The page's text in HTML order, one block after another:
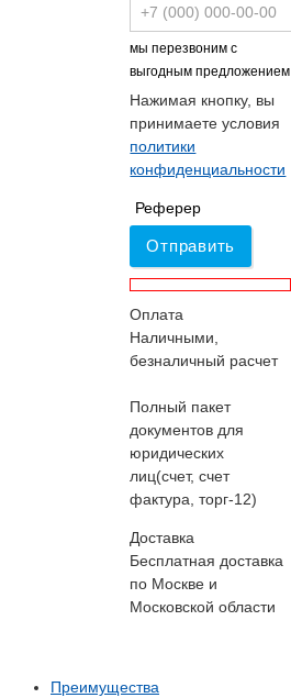
мы перезвоним с
выгодным предложением
Нажимая кнопку, вы
принимаете условия
политики
конфиденциальности
Реферер
Отправить
Оплата
Наличными,
безналичный расчет
Полный пакет
документов для
юридических
лиц(счет, счет
фактура, торг-12)
Доставка
Бесплатная доставка
по Москве и
Московской области
Преимущества